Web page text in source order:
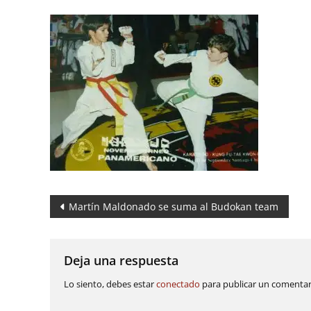
Navegación
entradas
Martín Maldonado se suma al Budokan team
Deja una respuesta
Lo siento, debes estarconectado para publicar un